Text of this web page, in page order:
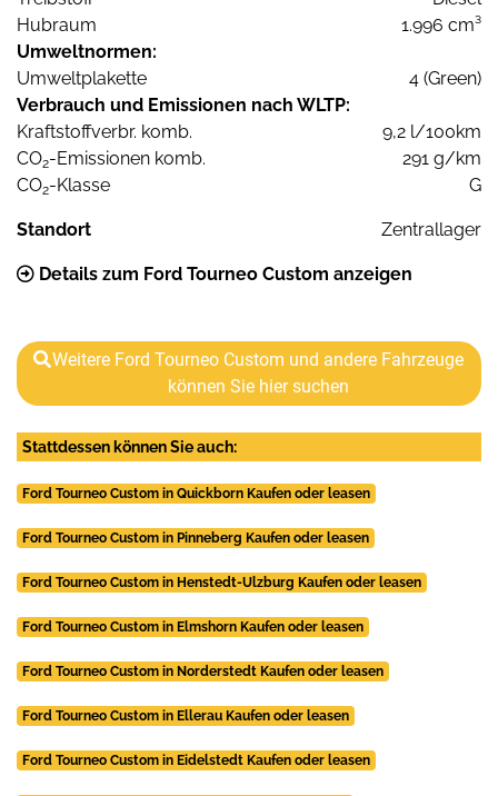
Hubraum
1.996 cm³
Umweltnormen:
Umweltplakette
4 (Green)
Verbrauch und Emissionen nach WLTP:
Kraftstoffverbr. komb.
9,2 l/100km
CO2-Emissionen komb.
291 g/km
CO2-Klasse G
Standort Zentrallager
Details zum Ford Tourneo Custom anzeigen
Weitere Ford Tourneo Custom und andere Fahrzeuge
können Sie hier suchen
Stattdessen können Sie auch:
Ford Tourneo Custom in Quickborn Kaufen oder leasen
Ford Tourneo Custom in Pinneberg Kaufen oder leasen
Ford Tourneo Custom in Henstedt-Ulzburg Kaufen oder leasen
Ford Tourneo Custom in Elmshorn Kaufen oder leasen
Ford Tourneo Custom in Norderstedt Kaufen oder leasen
Ford Tourneo Custom in Ellerau Kaufen oder leasen
Ford Tourneo Custom in Eidelstedt Kaufen oder leasen